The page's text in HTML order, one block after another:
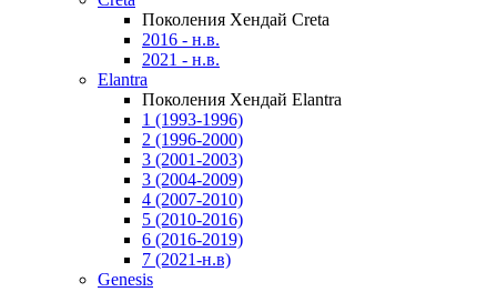
Поколения Хендай Creta
2016 - н.в.
2021 - н.в.
Elantra
Поколения Хендай Elantra
1 (1993-1996)
2 (1996-2000)
3 (2001-2003)
3 (2004-2009)
4 (2007-2010)
5 (2010-2016)
6 (2016-2019)
7 (2021-н.в)
Genesis